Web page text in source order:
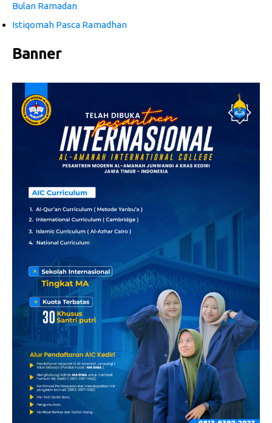
Bulan Ramadan
Istiqomah Pasca Ramadhan
Banner